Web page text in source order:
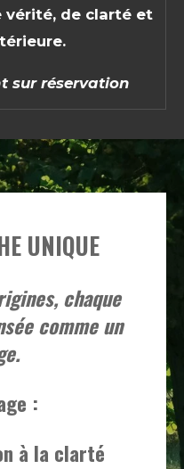
vérité, de clarté et
sur réservation
UNIQUE
chaque
comme un
:
à la clarté